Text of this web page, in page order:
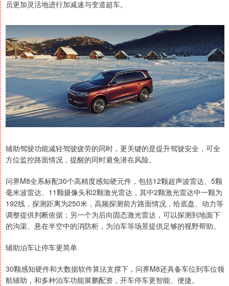
员更加灵活地进行加减速与变道超车。
辅助驾驶功能减轻驾驶疲劳的同时，更关键的是提升驾驶安全，可全
方位监控路面情况，提醒的同时避免潜在风险。
问界M8全系标配30个高精度感知硬元件，包括12颗超声波雷达、5颗
毫米波雷达、11颗摄像头和2颗激光雷达，其中2颗激光雷达中一颗为
192线，探测距离为250米，高频探测前方路面情况，给底盘、动力等
调整提供判断依据；另一个为后向固态激光雷达，可以探测到地面下
的沟渠、悬在半空中的消防柜，为泊车等场景提供足够的视野帮助。
辅助泊车让停车更简单
30颗感知硬件和大数据软件算法支撑下，问界M8还具备车位到车位领
航辅助，和多种泊车功能展鹏配资，开车停车更智能、便捷。